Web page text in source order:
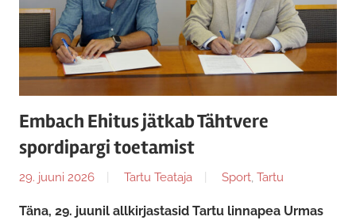
Embach Ehitus jätkab Tähtvere
spordipargi toetamist
29. juuni 2026 Tartu Teataja Sport Tartu
Täna, 29. juunil allkirjastasid Tartu linnapea Urmas